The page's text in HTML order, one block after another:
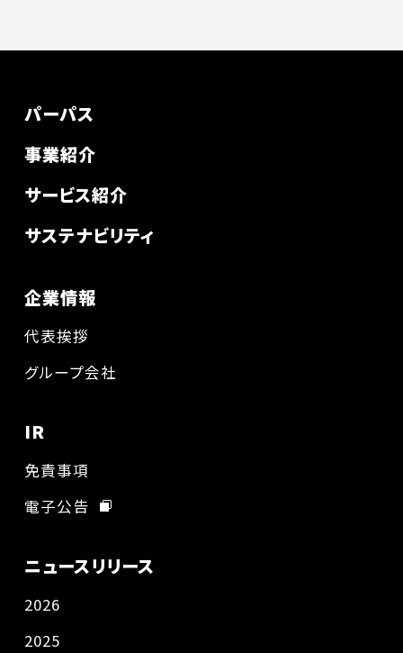
パーパス
事業紹介
サービス紹介
サステナビリティ
企業情報
代表挨拶
グループ会社
IR
免責事項
電子公告
ニュースリリース
2026
2025